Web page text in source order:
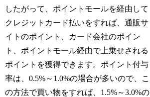
したがって、ポイントモールを経由して
クレジットカード払いをすれば、通販サ
イトのポイント、カード会社のポイン
ト、ポイントモール経由で上乗せされる
ポイントを獲得できます。ポイント付与
率は、0.5%～1.0%の場合が多いので、こ
の方法で買い物をすれば、1.5%～3.0%の